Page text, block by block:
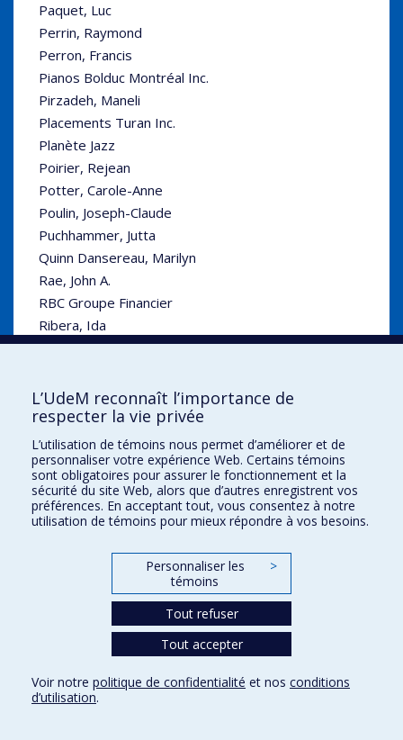
Paquet, Luc
Perrin, Raymond
Perron, Francis
Pianos Bolduc Montréal Inc.
Pirzadeh, Maneli
Placements Turan Inc.
Planète Jazz
Poirier, Rejean
Potter, Carole-Anne
Poulin, Joseph-Claude
Puchhammer, Jutta
Quinn Dansereau, Marilyn
Rae, John A.
RBC Groupe Financier
Ribera, Ida
Rivest, Jean-François
Sela, David
Skoryna, Jane M.
Société professionnelle des auteurs et
compositeurs du Québec
Sokolovic, Ana
Stanley Mills Memorial Foundation
Teller-Ratner, Sabina
Thomas, Chantal
Treiser, Vanda
SERENADE
L’UdeM reconnaît l’importance de
respecter la vie privée
L’utilisation de témoins nous permet d’améliorer et de
personnaliser votre expérience Web. Certains témoins
sont obligatoires pour assurer le fonctionnement et la
sécurité du site Web, alors que d’autres enregistrent vos
préférences. En acceptant tout, vous consentez à notre
utilisation de témoins pour mieux répondre à vos besoins.
Personnaliser les
témoins
>
Tout refuser
Tout accepter
Voir notre politique de confidentialité et nos conditions
d’utilisation.